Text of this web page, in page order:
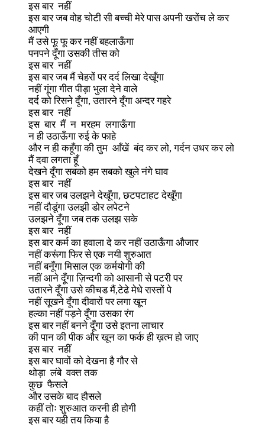
इस बार नहीं
इस बार जब वोह चोटी सी बच्ची मेरे पास अपनी खरोंच ले कर
आएगी
मैं उसे फू फू कर नहीं बहलाऊँगा
पनपने दूँगा उसकी तीस को
इस बार नहीं
इस बार जब मैं चेहरों पर दर्द लिखा देखूँगा
नहीं गूंगा गीत पीड़ा भुला देने वाले
दर्द को रिसने दूँगा, उतारने दूँगा अन्दर गहरे
इस बार नहीं
इस बार मैं न मरहम लगाऊँगा
न ही उठाऊँगा रुई के फाहे
और न ही कहूँगा की तुम आँखें बंद कर लो, गर्दन उधर कर लो
मैं दवा लगता हूँ
देखने दूँगा सबको हम सबको खुले नंगे घाव
इस बार नहीं
इस बार जब उलझने देखूँगा, छटपटाहट देखूँगा
नहीं दौडूंगा उलझी डोर लपेटने
उलझने दूँगा जब तक उलझ सके
इस बार नहीं
इस बार कर्म का हवाला दे कर नहीं उठाऊँगा औजार
नहीं करूंगा फिर से एक नयी शुरुआत
नहीं बनूँगा मिसाल एक कर्मयोगी की
नहीं आने दूँगा ज़िन्दगी को आसानी से पटरी पर
उतारने दूँगा उसे कीचड मैं,टेढे मेधे रास्तों पे
नहीं सूखने दूँगा दीवारों पर लगा खून
हल्का नहीं पड़ने दूँगा उसका रंग
इस बार नहीं बनने दूँगा उसे इतना लाचार
की पान की पीक और खून का फर्क ही ख़त्म हो जाए
इस बार नहीं
इस बार घावों को देखना है गौर से
थोड़ा लंबे वक्त तक
कुछ फैसले
और उसके बाद हौसले
कहीं तोः शुरुआत करनी ही होगी
इस बार यही तय किया है